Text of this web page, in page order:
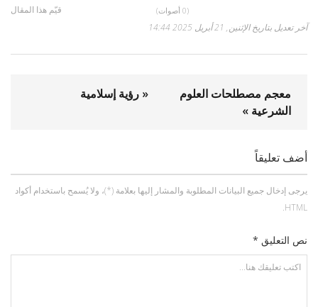
قيّم هذا المقال (0 أصوات)
آخر تعديل بتاريخ الإثنين, 21 أبريل 2025 14:44
« رؤية إسلامية
معجم مصطلحات العلوم
الشرعية »
أضف تعليقاً
يرجى إدخال جميع البيانات المطلوبة والمشار إليها بعلامة (*)، ولا يُسمح باستخدام أكواد
HTML.
نص التعليق *